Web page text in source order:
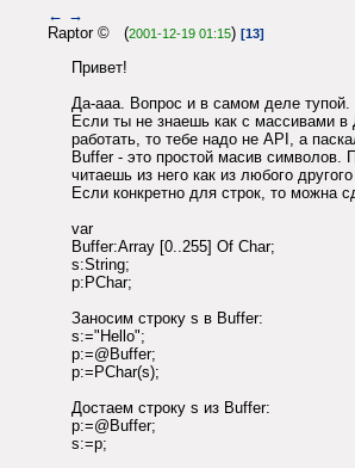
← →
Raptor © (2001-12-19 01:15) [13]
Привет!
Да-ааа. Вопрос и в самом деле тупой.
Если ты не знаешь как с массивами
работать, то тебе надо не API, а
Buffer - это простой масив символов.
читаешь из него как из любого
Если конкретно для строк, то можна
var
Buffer:Array [0..255] Of Char;
s:String;
p:PChar;
Заносим строку s в Buffer:
s:="Hello";
p:=@Buffer;
p:=PChar(s);
Достаем строку s из Buffer:
p:=@Buffer;
s:=p;